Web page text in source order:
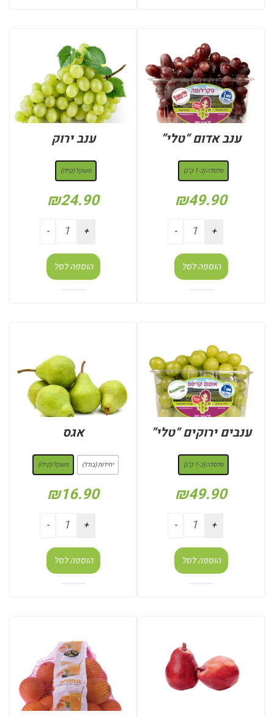
ענב אדום “טלי”
סלסלה (כ-1 ק"ג)
₪49.90
הוספה לסל
ענב ירוק
משקל (קילו)
₪24.90
הוספה לסל
ענבים ירוקים “טלי”
סלסלה (כ-1 ק"ג)
₪49.90
הוספה לסל
אגס
יחידות (בודד) משקל (קילו)
₪16.90
הוספה לסל